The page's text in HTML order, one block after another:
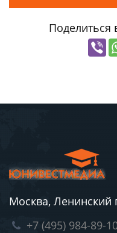
Поделиться
Москва, Ленинский
+7 (495) 984-89-